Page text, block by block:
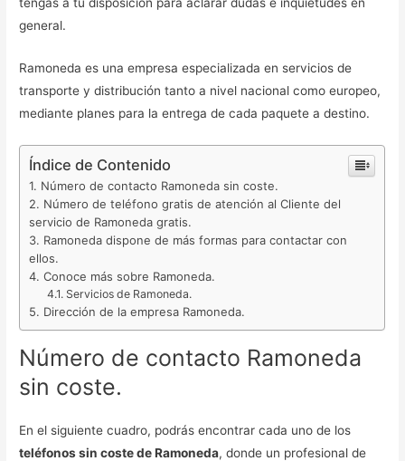
tengas a tu disposición para aclarar dudas e inquietudes en
general.
Ramoneda es una empresa especializada en servicios de
transporte y distribución tanto a nivel nacional como europeo,
mediante planes para la entrega de cada paquete a destino.
Índice de Contenido
Número de contacto Ramoneda sin coste.
Número de teléfono gratis de atención al Cliente del
servicio de Ramoneda gratis.
Ramoneda dispone de más formas para contactar con
ellos.
Conoce más sobre Ramoneda.
Servicios de Ramoneda.
Dirección de la empresa Ramoneda.
Número de contacto Ramoneda
sin coste.
En el siguiente cuadro, podrás encontrar cada uno de los
teléfonos sin coste de Ramoneda, donde un profesional de